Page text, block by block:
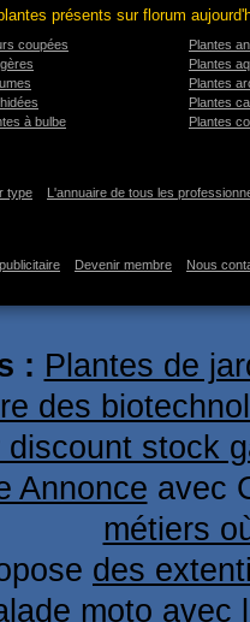
présents sur florum
coupées
à bulbe
Plantes
Plantes
Plantes
Plantes
Plantes
type L'annuaire de tous les
Devenir membre Nous
: Plantes de
des
stock
Annonce avec
métiers
des
moto avec